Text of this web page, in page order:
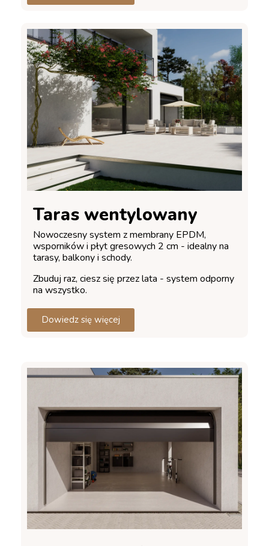
Taras wentylowany
Nowoczesny system z membrany EPDM,
wsporników i płyt gresowych 2 cm - idealny na
tarasy, balkony i schody.
Zbuduj raz, ciesz się przez lata - system odporny
na wszystko.
Dowiedz się więcej